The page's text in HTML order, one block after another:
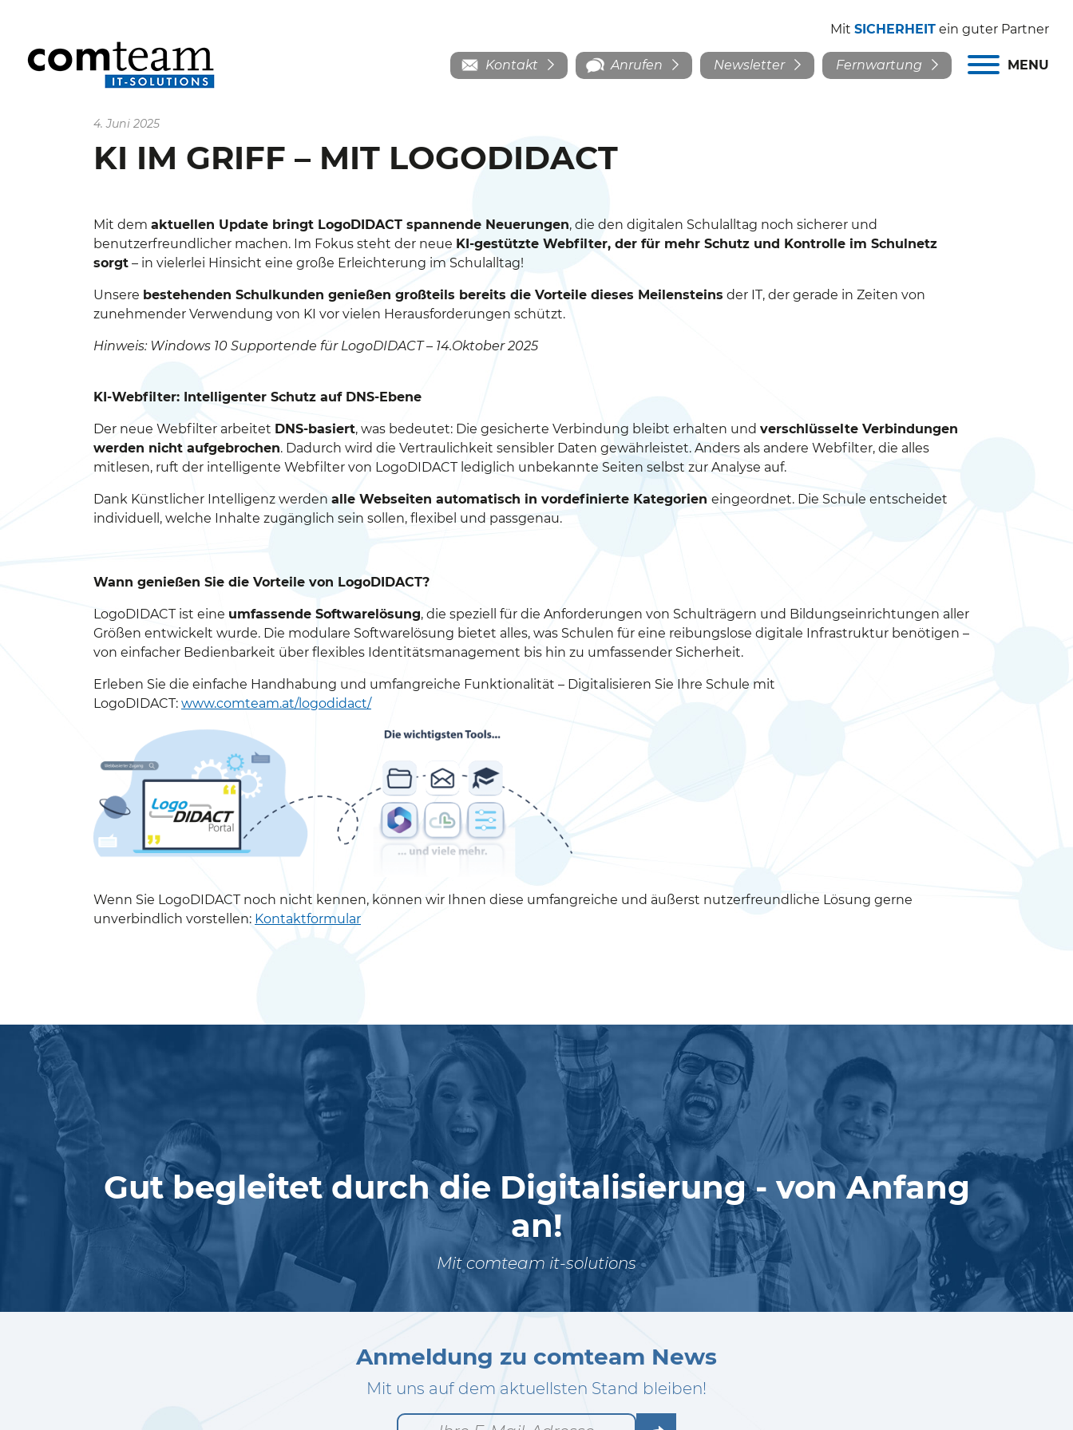
Mit SICHERHEIT ein guter Partner
Kontakt Anrufen Newsletter Fernwartung MENU
4. Juni 2025
KI IM GRIFF – MIT LOGODIDACT
Mit dem aktuellen Update bringt LogoDIDACT spannende Neuerungen, die den digitalen Schulalltag noch sicherer und
benutzerfreundlicher machen. Im Fokus steht der neue KI-gestützte Webfilter, der für mehr Schutz und Kontrolle im Schulnetz
sorgt – in vielerlei Hinsicht eine große Erleichterung im Schulalltag!
Unsere bestehenden Schulkunden genießen großteils bereits die Vorteile dieses Meilensteins der IT, der gerade in Zeiten von
zunehmender Verwendung von KI vor vielen Herausforderungen schützt.
Hinweis: Windows 10 Supportende für LogoDIDACT – 14.Oktober 2025
KI-Webfilter: Intelligenter Schutz auf DNS-Ebene
Der neue Webfilter arbeitet DNS-basiert, was bedeutet: Die gesicherte Verbindung bleibt erhalten und verschlüsselte Verbindungen
werden nicht aufgebrochen. Dadurch wird die Vertraulichkeit sensibler Daten gewährleistet. Anders als andere Webfilter, die alles
mitlesen, ruft der intelligente Webfilter von LogoDIDACT lediglich unbekannte Seiten selbst zur Analyse auf.
Dank Künstlicher Intelligenz werden alle Webseiten automatisch in vordefinierte Kategorien eingeordnet. Die Schule entscheidet
individuell, welche Inhalte zugänglich sein sollen, flexibel und passgenau.
Wann genießen Sie die Vorteile von LogoDIDACT?
LogoDIDACT ist eine umfassende Softwarelösung, die speziell für die Anforderungen von Schulträgern und Bildungseinrichtungen aller
Größen entwickelt wurde. Die modulare Softwarelösung bietet alles, was Schulen für eine reibungslose digitale Infrastruktur benötigen –
von einfacher Bedienbarkeit über flexibles Identitätsmanagement bis hin zu umfassender Sicherheit.
Erleben Sie die einfache Handhabung und umfangreiche Funktionalität – Digitalisieren Sie Ihre Schule mit
LogoDIDACT: www.comteam.at/logodidact/
Wenn Sie LogoDIDACT noch nicht kennen, können wir Ihnen diese umfangreiche und äußerst nutzerfreundliche Lösung gerne
unverbindlich vorstellen: Kontaktformular
Gut begleitet durch die Digitalisierung - von Anfang
an!
Mit comteam it-solutions
Anmeldung zu comteam News
Mit uns auf dem aktuellsten Stand bleiben!